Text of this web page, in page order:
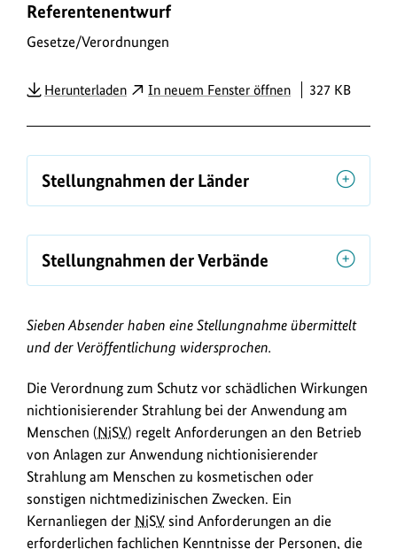
o
w
l
o
a
s
i
k
s
Referentenentwurf
Gesetze/Verordnungen
HerunterladenPDFIn neuem Fenster öffnen 327 KB
Stellungnahmen der Länder
Stellungnahmen der Verbände
Sieben Absender haben eine Stellungnahme übermittelt
und der Veröffentlichung widersprochen.
Die Verordnung zum Schutz vor schädlichen Wirkungen
nichtionisierender Strahlung bei der Anwendung am
Menschen (NiSV) regelt Anforderungen an den Betrieb
von Anlagen zur Anwendung nichtionisierender
Strahlung am Menschen zu kosmetischen oder
sonstigen nichtmedizinischen Zwecken. Ein
Kernanliegen der NiSV sind Anforderungen an die
erforderlichen fachlichen Kenntnisse der Personen, die